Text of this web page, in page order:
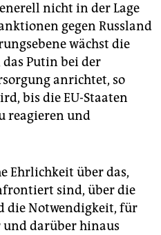
nicht in der Lage
gegen Russland
wächst die
das Putin bei der
anrichtet, so
bis die EU-Staaten
reagieren und
Ehrlichkeit über das,
sind, über die
die Notwendigkeit, für
darüber hinaus